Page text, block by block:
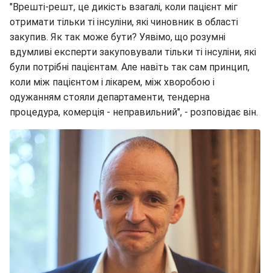
"Врешті-решт, це дикість взагалі, коли пацієнт міг
отримати тільки ті інсуліни, які чиновник в області
закупив. Як так може бути? Уявімо, що розумні
вдумливі експерти закуповували тільки ті інсуліни, які
були потрібні пацієнтам. Але навіть так сам принцип,
коли між пацієнтом і лікарем, між хворобою і
одужанням стояли департаменти, тендерна
процедура, комерція - неправильний", - розповідає він.